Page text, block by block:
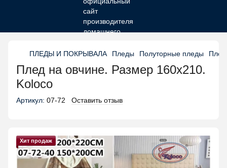
ПЛЕДЫ И ПОКРЫВАЛА Пледы Полуторные пледы Плед
Плед на овчине. Размер 160х210.
Koloco
Артикул: 07-72 Оставить отзыв
Хит продаж